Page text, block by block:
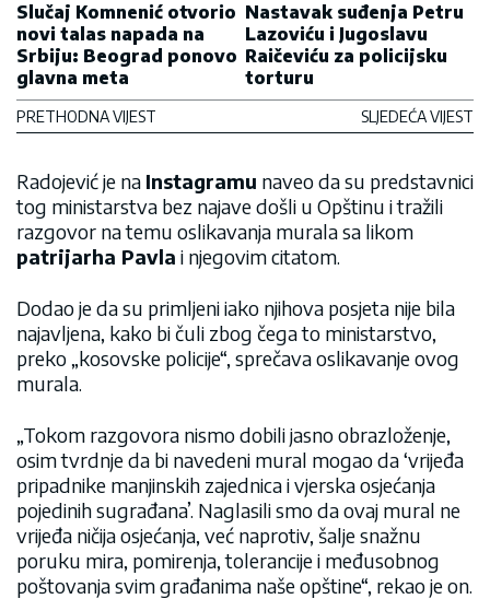
Slučaj Komnenić otvorio
novi talas napada na
Srbiju: Beograd ponovo
glavna meta
PRETHODNA VIJEST
Nastavak suđenja Petru
Lazoviću i Jugoslavu
Raičeviću za policijsku
torturu
SLJEDEĆA VIJEST
Radojević je na Instagramu naveo da su predstavnici
tog ministarstva bez najave došli u Opštinu i tražili
razgovor na temu oslikavanja murala sa likom
patrijarha Pavla i njegovim citatom.
Dodao je da su primljeni iako njihova posjeta nije bila
najavljena, kako bi čuli zbog čega to ministarstvo,
preko „kosovske policije“, sprečava oslikavanje ovog
murala.
„Tokom razgovora nismo dobili jasno obrazloženje,
osim tvrdnje da bi navedeni mural mogao da ‘vrijeđa
pripadnike manjinskih zajednica i vjerska osjećanja
pojedinih sugrađana’. Naglasili smo da ovaj mural ne
vrijeđa ničija osjećanja, već naprotiv, šalje snažnu
poruku mira, pomirenja, tolerancije i međusobnog
poštovanja svim građanima naše opštine“, rekao je on.